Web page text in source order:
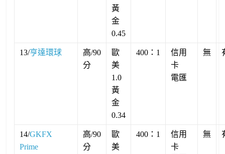
黃
金
0.45
13/亨達環球
高/90
分
歐
美
1.0
黃
金
0.34
400：1
信用
卡
電匯
無
14/GKFX
Prime
高/90
分
歐
美
400：1
信用
卡
無